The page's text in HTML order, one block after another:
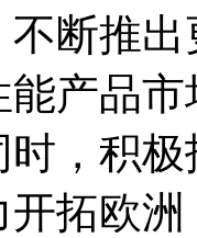
断推
产品
，积
开拓欧